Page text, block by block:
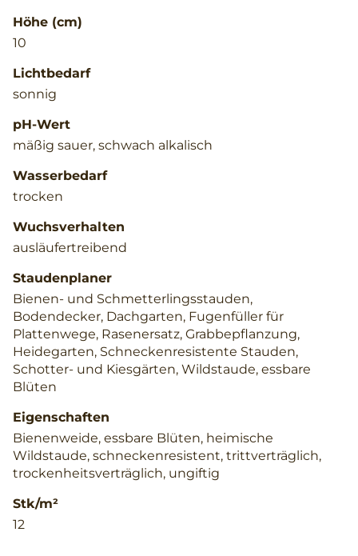
Höhe (cm)
10
Lichtbedarf
sonnig
pH-Wert
mäßig sauer, schwach alkalisch
Wasserbedarf
trocken
Wuchsverhalten
ausläufertreibend
Staudenplaner
Bienen- und Schmetterlingsstauden,
Bodendecker, Dachgarten, Fugenfüller für
Plattenwege, Rasenersatz, Grabbepflanzung,
Heidegarten, Schneckenresistente Stauden,
Schotter- und Kiesgärten, Wildstaude, essbare
Blüten
Eigenschaften
Bienenweide, essbare Blüten, heimische
Wildstaude, schneckenresistent, trittverträglich,
trockenheitsverträglich, ungiftig
Stk/m²
12